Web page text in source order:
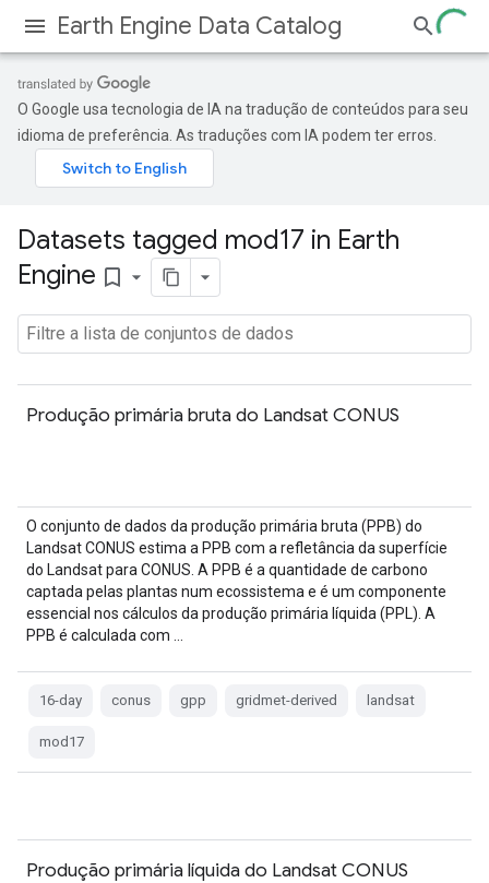
Earth Engine Data Catalog
O Google usa tecnologia de IA na tradução de conteúdos para seu
idioma de preferência. As traduções com IA podem ter erros.
Datasets tagged mod17 in Earth
Engine bookmark_border
Produção primária bruta do Landsat CONUS
O conjunto de dados da produção primária bruta (PPB) do
Landsat CONUS estima a PPB com a refletância da superfície
do Landsat para CONUS. A PPB é a quantidade de carbono
captada pelas plantas num ecossistema e é um componente
essencial nos cálculos da produção primária líquida (PPL). A
PPB é calculada com …
16-day conus gpp gridmet-derived landsat
mod17
Produção primária líquida do Landsat CONUS